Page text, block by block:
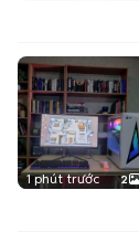
1 phút trước 2